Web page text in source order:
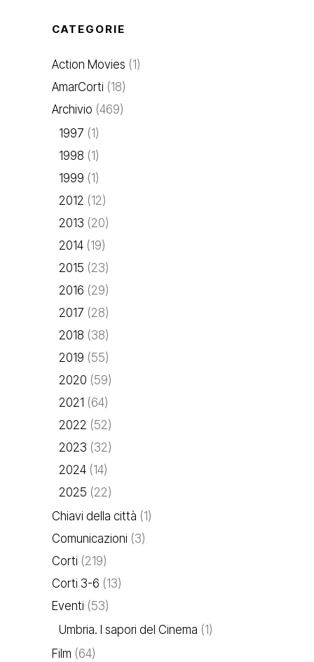
CATEGORIE
Action Movies (1)
AmarCorti (18)
Archivio (469)
1997 (1)
1998 (1)
1999 (1)
2012 (12)
2013 (20)
2014 (19)
2015 (23)
2016 (29)
2017 (28)
2018 (38)
2019 (55)
2020 (59)
2021 (64)
2022 (52)
2023 (32)
2024 (14)
2025 (22)
Chiavi della città (1)
Comunicazioni (3)
Corti (219)
Corti 3-6 (13)
Eventi (53)
Umbria. I sapori del Cinema (1)
Film (64)